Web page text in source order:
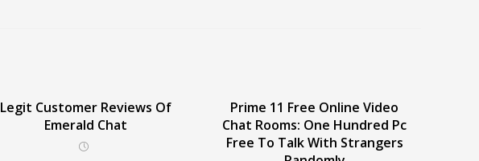
Legit Customer Reviews Of
Emerald Chat
Prime 11 Free Online Video
Chat Rooms: One Hundred Pc
Free To Talk With Strangers